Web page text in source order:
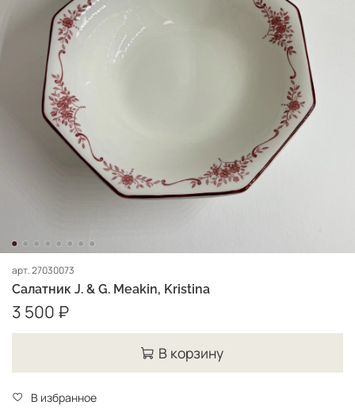
арт.27030073
Салатник J. & G. Meakin, Kristina
3 500 ₽
В корзину
В избранное